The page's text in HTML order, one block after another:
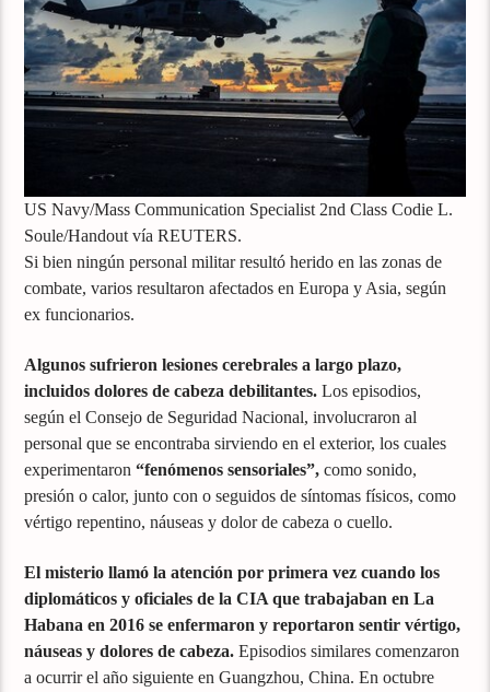
US Navy/Mass Communication Specialist 2nd Class Codie L.
Soule/Handout vía REUTERS.
Si bien ningún personal militar resultó herido en las zonas de
combate, varios resultaron afectados en Europa y Asia, según
ex funcionarios.
Algunos sufrieron lesiones cerebrales a largo plazo,
incluidos dolores de cabeza debilitantes.Los episodios,
según el Consejo de Seguridad Nacional, involucraron al
personal que se encontraba sirviendo en el exterior, los cuales
experimentaron“fenómenos sensoriales”,como sonido,
presión o calor, junto con o seguidos de síntomas físicos, como
vértigo repentino, náuseas y dolor de cabeza o cuello.
El misterio llamó la atención por primera vez cuando los
diplomáticos y oficiales de la CIA que trabajaban en La
Habana en 2016 se enfermaron y reportaron sentir vértigo,
náuseas y dolores de cabeza. Episodios similares comenzaron
a ocurrir el año siguiente en Guangzhou, China. En octubre